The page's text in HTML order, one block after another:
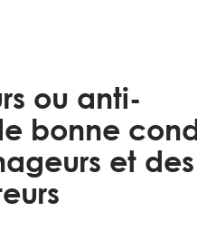
ou anti-
bonne
et des